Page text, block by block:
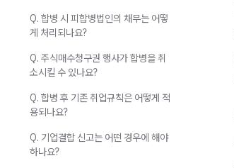
Q. 합병 시 피합병법인의 채무는 어떻
게 처리되나요?
Q. 주식매수청구권 행사가 합병을 취
소시킬 수 있나요?
Q. 합병 후 기존 취업규칙은 어떻게 적
용되나요?
Q. 기업결합 신고는 어떤 경우에 해야
하나요?